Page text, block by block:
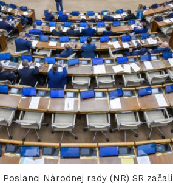
Národnej rady (NR) SR